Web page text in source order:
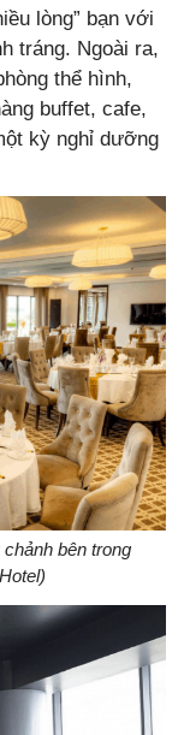
lòng” bạn với
tráng. Ngoài ra,
thể hình,
buffet, cafe,
kỳ nghỉ dưỡng
bên trong